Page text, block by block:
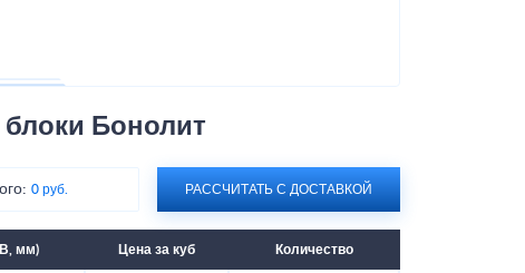
Бонолит
0 руб. РАССЧИТАТЬ С ДОСТАВКОЙ
мм) Цена за куб Количество